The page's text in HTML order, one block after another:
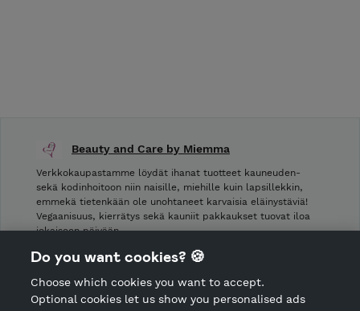
Beauty and Care by Miemma
Verkkokaupastamme löydät ihanat tuotteet kauneuden-
sekä kodinhoitoon niin naisille, miehille kuin lapsillekkin,
emmekä tietenkään ole unohtaneet karvaisia eläinystäviä!
Vegaanisuus, kierrätys sekä kauniit pakkaukset tuovat iloa
jokaiseen päivään.
Shop Terms and Conditions
CANCEL ORDER
Do you want cookies? 🍪
Choose which cookies you want to accept.
Optional cookies let us show you personalised ads